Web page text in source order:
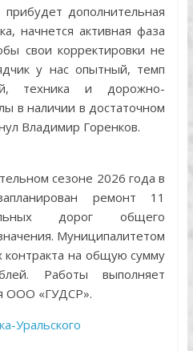
дополнительная
начнется активная фаза
свои корректировки не
у нас опытный, темп
техника и дорожно-
в наличии в достаточном
Владимир Горенков.
сезоне 2026 года в
ремонт 11
дорог общего
Муниципалитетом
контракта на общую сумму
Работы выполняет
ООО «ГУДСР».
Уральского